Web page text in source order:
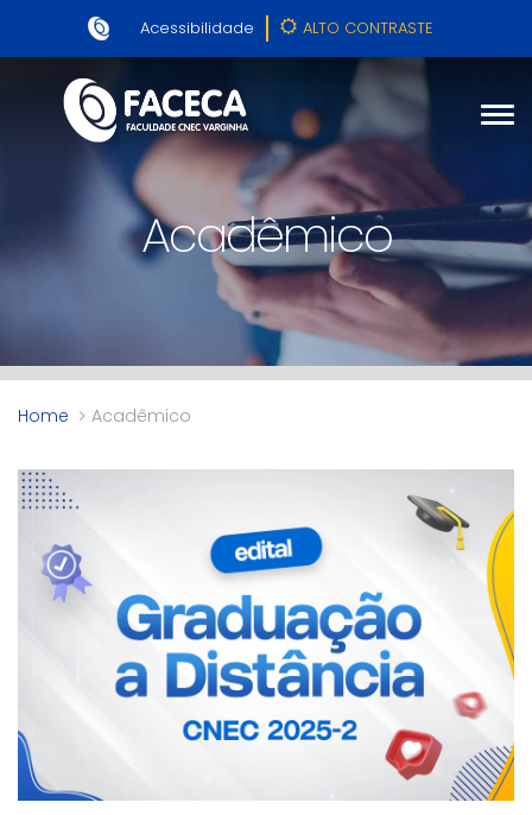
Acessibilidade ALTO CONTRASTE
Acadêmico
Home Acadêmico